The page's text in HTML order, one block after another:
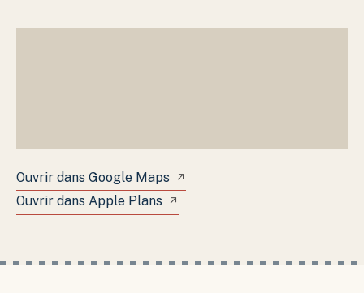
Cliquez sur la carte pour interagir
Ouvrir dans Google Maps ↗
Ouvrir dans Apple Plans ↗